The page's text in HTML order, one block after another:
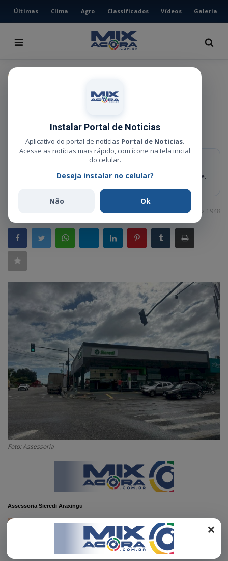
Últimas Clima Agro Classificados Vídeos Galeria
ÚLTIMAS
GALERIA
MUSICA
GERAL
SAÚDE
COMO ANUNCIAR
EDUCAÇÃO
RÁDIO AO VIVO
QUEM SOMOS
CONTATO
CONECTE-SE
×
Instalar Portal de Noticias
Aplicativo do portal de notícias Portal de Noticias.
Acesse as notícias mais rápido, com ícone na tela inicial
do celular.
Deseja instalar no celular?
Não Ok
Sicredi Araxingu inaugura nova
próxima segunda-feira
Inauguração será às 19h30 e contará com a presença do presidente,
Jun 2, 2025 1948
Foto: Assessoria
Assessoria Sicredi Araxingu
A comunidade de Capanema está convidada para um momento especial: a
inauguração da nova agência da Sicredi Araxingu, que acontecerá na
segunda-feira, dia 09 de junho, às 19h30 . O novo espaço está localizado
em um ponto estratégico da cidade, no cruzamento darua João Pessoa com a
praça Frei Hermes .